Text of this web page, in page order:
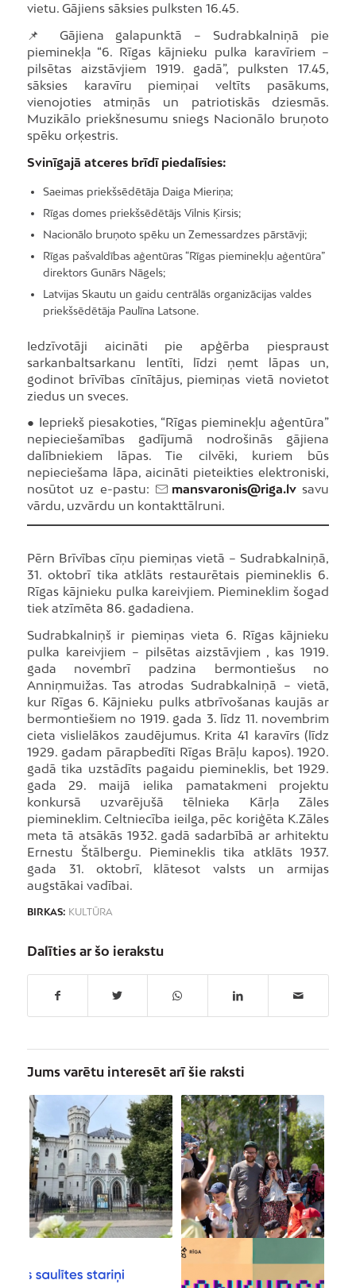
vietu. Gājiens sāksies pulksten 16.45.
📌 Gājiena galapunktā – Sudrabkalniņā pie
pieminekļa “6. Rīgas kājnieku pulka karavīriem –
pilsētas aizstāvjiem 1919. gadā”, pulksten 17.45,
sāksies karavīru piemiņai veltīts pasākums,
vienojoties atmiņās un patriotiskās dziesmās.
Muzikālo priekšnesumu sniegs Nacionālo bruņoto
spēku orķestris.
Svinīgajā atceres brīdī piedalīsies:
Saeimas priekšsēdētāja Daiga Mieriņa;
Rīgas domes priekšsēdētājs Vilnis Ķirsis;
Nacionālo bruņoto spēku un Zemessardzes pārstāvji;
Rīgas pašvaldības aģentūras “Rīgas pieminekļu aģentūra”
direktors Gunārs Nāgels;
Latvijas Skautu un gaidu centrālās organizācijas valdes
priekšsēdētāja Paulīna Latsone.
Iedzīvotāji aicināti pie apģērba piespraust
sarkanbaltsarkanu lentīti, līdzi ņemt lāpas un,
godinot brīvības cīnītājus, piemiņas vietā novietot
ziedus un sveces.
● Iepriekš piesakoties, “Rīgas pieminekļu aģentūra”
nepieciešamības gadījumā nodrošinās gājiena
dalībniekiem lāpas. Tie cilvēki, kuriem būs
nepieciešama lāpa, aicināti pieteikties elektroniski,
nosūtot uz e-pastu:
mansvaronis@riga.lvsavu
vārdu, uzvārdu un kontakttālruni.
Pērn Brīvības cīņu piemiņas vietā – Sudrabkalniņā,
31. oktobrī tika atklāts restaurētais piemineklis 6.
Rīgas kājnieku pulka kareivjiem. Piemineklim šogad
tiek atzīmēta 86. gadadiena.
Sudrabkalniņš ir piemiņas vieta 6. Rīgas kājnieku
pulka kareivjiem – pilsētas aizstāvjiem , kas 1919.
gada novembrī padzina bermontiešus no
Anniņmuižas. Tas atrodas Sudrabkalniņā – vietā,
kur Rīgas 6. Kājnieku pulks atbrīvošanas kaujās ar
bermontiešiem no 1919. gada 3. līdz 11. novembrim
cieta vislielākos zaudējumus. Krita 41 karavīrs (līdz
1929. gadam pārapbedīti Rīgas Brāļu kapos). 1920.
gadā tika uzstādīts pagaidu piemineklis, bet 1929.
gada 29. maijā ielika pamatakmeni projektu
konkursā uzvarējušā tēlnieka Kārļa Zāles
piemineklim. Celtniecība ieilga, pēc koriģēta K.Zāles
meta tā atsākās 1932. gadā sadarbībā ar arhitektu
Ernestu Štālbergu. Piemineklis tika atklāts 1937.
gada 31. oktobrī, klātesot valsts un armijas
augstākai vadībai.
BIRKAS: KULTŪRA
Dalīties ar šo ierakstu
Jums varētu interesēt arī šie raksti